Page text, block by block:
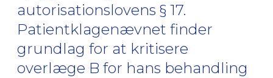
autorisationslovens § 17.
Patientklagenævnet finder
grundlag for at kritisere
overlæge B for hans behandling